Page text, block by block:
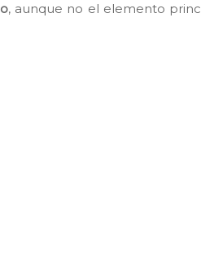
, aunque no el elemento